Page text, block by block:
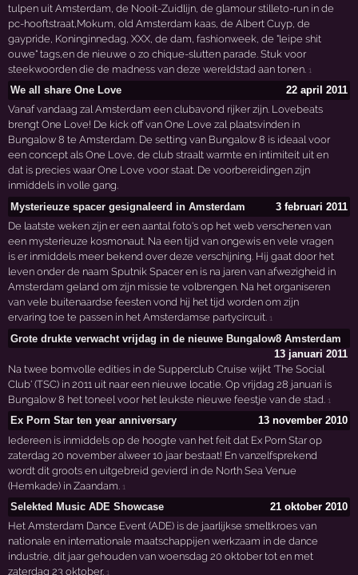
tulpen uit Amsterdam, de Nooit-Zuidlijn, de glamour stilleto-run in de
pc-hooftstraat,Mokum, old Amsterdam kaas, de Albert Cuyp, de
gaypride, Koninginnedag, XXX, de dam, fashionweek, de "leipe shit
ouwe" tags,en de nieuwe o zo chique-slutten parade. Stuk voor
steekwoorden die de madness van deze wereldstad aan tonen.1
We all share One Love
22 april 2011
Vanaf vandaag zal Amsterdam een clubavond rijker zijn. Lovebeats
brengt One Love! De kick off van One Love zal plaatsvinden in
Bungalow 8 te Amsterdam. De setting van Bungalow 8 is ideaal voor
een concept als One Love, de club straalt warmte en intimiteit uit en
dat is precies waar One Love voor staat. De voorbereidingen zijn
inmiddels in volle gang.
Mysterieuze spacer gesignaleerd in Amsterdam
3 februari 2011
De laatste weken zijn er een aantal foto's op het web verschenen van
een mysterieuze kosmonaut. Na een tijd van ongewis en vele vragen
is er inmiddels meer bekend over deze verschijning. Hij gaat door het
leven onder de naam Sputnik Spacer en is na jaren van afwezigheid in
Amsterdam geland om zijn missie te volbrengen. Na het organiseren
van vele buitenaardse feesten vond hij het tijd worden om zijn
ervaring toe te passen in het Amsterdamse partycircuit.1
Grote drukte verwacht vrijdag in de nieuwe Bungalow8 Amsterdam
13 januari 2011
Na twee bomvolle edities in de Supperclub Cruise wijkt 'The Social
Club' (TSC) in 2011 uit naar een nieuwe locatie. Op vrijdag 28 januari is
Bungalow 8 het toneel voor het leukste nieuwe feestje van de stad.1
Ex Porn Star ten year anniversary
13 november 2010
Iedereen is inmiddels op de hoogte van het feit dat Ex Porn Star op
zaterdag 20 november alweer 10 jaar bestaat! En vanzelfsprekend
wordt dit groots en uitgebreid gevierd in de North Sea Venue
(Hemkade) in Zaandam.1
Selekted Music ADE Showcase
21 oktober 2010
Het Amsterdam Dance Event (ADE) is de jaarlijkse smeltkroes van
nationale en internationale maatschappijen werkzaam in de dance
industrie, dit jaar gehouden van woensdag 20 oktober tot en met
zaterdag 23 oktober.1